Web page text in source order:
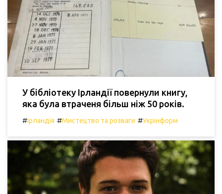
У бібліотеку Ірландії повернули книгу,
яка була втраченя більш ніж 50 років.
#Ірландія #Мистецтво та розваги #Укрінформ